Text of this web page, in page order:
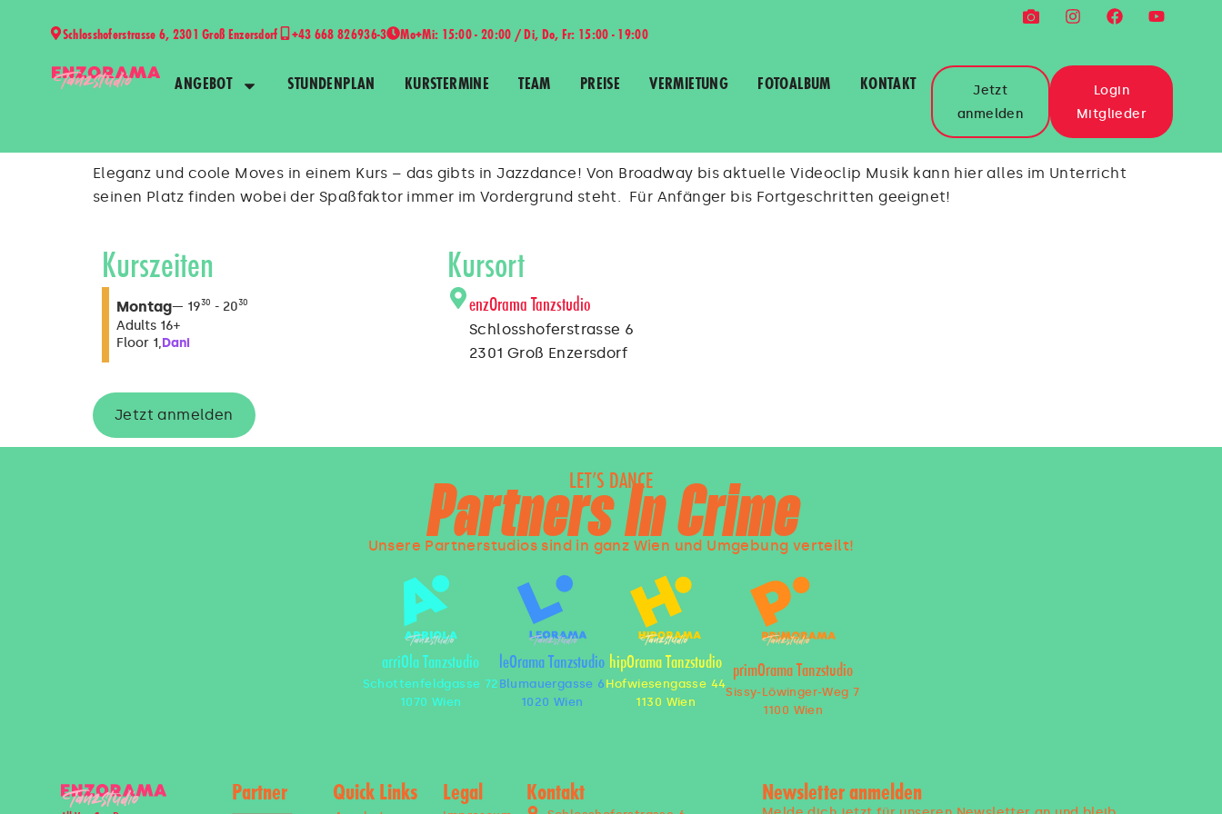
Schlosshoferstrasse 6, 2301 Groß Enzersdorf +43 668 826936-3 Mo+Mi: 15:00 - 20:00 / Di, Do, Fr: 15:00 - 19:00
ANGEBOT STUNDENPLAN KURSTERMINE TEAM PREISE VERMIETUNG FOTOALBUM KONTAKT
Jetzt
anmelden
Login
Mitglieder
Eleganz und coole Moves in einem Kurs – das gibts in Jazzdance! Von Broadway bis aktuelle Videoclip Musik kann hier alles im Unterricht
seinen Platz finden wobei der Spaßfaktor immer im Vordergrund steht. Für Anfänger bis Fortgeschritten geeignet!
Kurszeiten
Montag 1930 2030
Adults 16+
Floor 1 Dani
Kursort
enzOrama Tanzstudio
Schlosshoferstrasse 6
2301 Groß Enzersdorf
Jetzt anmelden
LET’S DANCE
Partners In Crime
Unsere Partnerstudios sind in ganz Wien und Umgebung verteilt!
arriOla Tanzstudio
Schottenfeldgasse 72
1070 Wien
leOrama Tanzstudio
Blumauergasse 6
1020 Wien
hipOrama Tanzstudio
Hofwiesengasse 44
1130 Wien
primOrama Tanzstudio
Sissy-Löwinger-Weg 7
1100 Wien
Partner Quick Links Legal Kontakt Newsletter anmelden